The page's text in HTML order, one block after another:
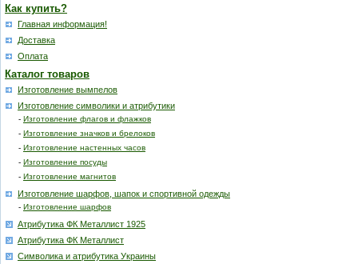
Как купить?
Главная информация!
Доставка
Оплата
Каталог товаров
Изготовление вымпелов
Изготовление символики и атрибутики
- Изготовление флагов и флажков
- Изготовление значков и брелоков
- Изготовление настенных часов
- Изготовление посуды
- Изготовление магнитов
Изготовление шарфов, шапок и спортивной одежды
- Изготовление шарфов
Атрибутика ФК Металлист 1925
Атрибутика ФК Металлист
Символика и атрибутика Украины